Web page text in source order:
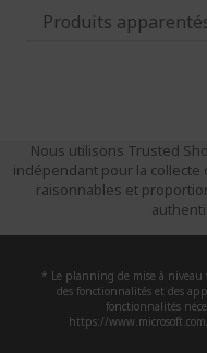
Produits
Nous utilisons Trusted
indépendant pour la collecte
raisonnables et
* Le planning de mise à
des fonctionnalités et des
fonctionnalités
https://